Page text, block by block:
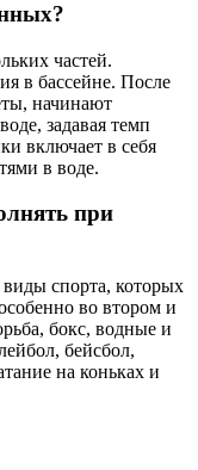
частей.
в бассейне. После
начинают
задавая темп
включает в себя
в воде.
при
спорта, которых
во втором и
бокс, водные и
бейсбол,
на коньках и